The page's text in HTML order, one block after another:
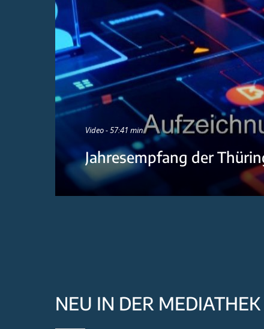
Video - 57:41 min
Jahresempfang der
NEU IN DER MEDIATHEK